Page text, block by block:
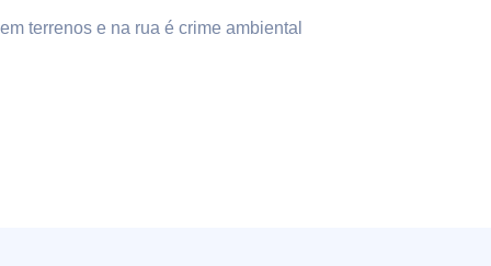
terrenos e na rua é crime ambiental